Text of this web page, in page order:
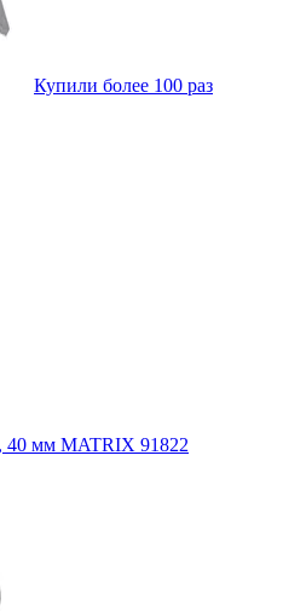
Купили более 100 раз
40 мм MATRIX 91822